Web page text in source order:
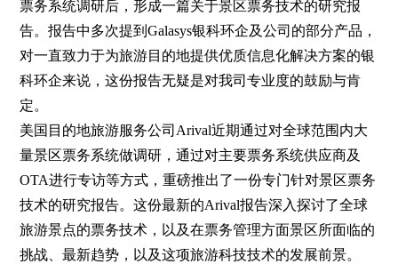
票务系统调研后，形成一篇关于景区票务技术的研究报
告。报告中多次提到Galasys银科环企及公司的部分产品，
对一直致力于为旅游目的地提供优质信息化解决方案的银
科环企来说，这份报告无疑是对我司专业度的鼓励与肯
定。
美国目的地旅游服务公司Arival近期通过对全球范围内大
量景区票务系统做调研，通过对主要票务系统供应商及
OTA进行专访等方式，重磅推出了一份专门针对景区票务
技术的研究报告。这份最新的Arival报告深入探讨了全球
旅游景点的票务技术，以及在票务管理方面景区所面临的
挑战、最新趋势，以及这项旅游科技技术的发展前景。